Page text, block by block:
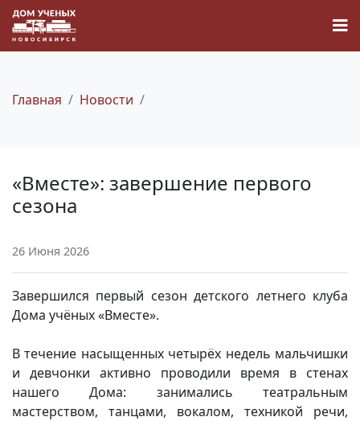
Наука
О Доме учёных
Виртуальный тур
Вакансии
Главная Новости
«Вместе»: завершение первого
сезона
26 Июня 2026
Завершился первый сезон детского летнего клуба
Дома учёных «Вместе».
В течение насыщенных четырёх недель мальчишки
и девчонки активно проводили время в стенах
нашего Дома: занимались театральным
мастерством, танцами, вокалом, техникой речи,